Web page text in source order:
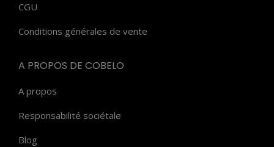
CGU
Conditions générales de vente
A PROPOS DE COBELO
A propos
Responsabilité sociétale
Blog